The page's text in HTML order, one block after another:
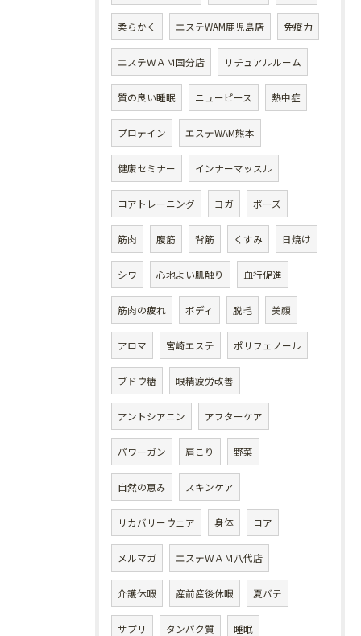
柔らかく エステWAM鹿児島店 免疫力
エステＷＡＭ国分店 リチュアルルーム
質の良い睡眠 ニューピース 熱中症
プロテイン エステWAM熊本
健康セミナー インナーマッスル
コアトレーニング ヨガ ポーズ
筋肉 腹筋 背筋 くすみ 日焼け
シワ 心地よい肌触り 血行促進
筋肉の疲れ ボディ 脱毛 美顔
アロマ 宮崎エステ ポリフェノール
ブドウ糖 眼精疲労改善
アントシアニン アフターケア
パワーガン 肩こり 野菜
自然の恵み スキンケア
リカバリーウェア 身体 コア
メルマガ エステＷＡＭ八代店
介護休暇 産前産後休暇 夏バテ
サプリ タンパク質 睡眠